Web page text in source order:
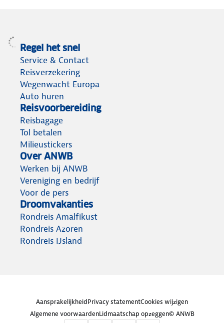
Regel het snel
Service & Contact
Reisverzekering
Wegenwacht Europa
Auto huren
Reisvoorbereiding
Reisbagage
Tol betalen
Milieustickers
Over ANWB
Werken bij ANWB
Vereniging en bedrijf
Voor de pers
Droomvakanties
Rondreis Amalfikust
Rondreis Azoren
Rondreis IJsland
AansprakelijkheidPrivacy statementCookies wijzigen
Algemene voorwaardenLidmaatschap opzeggen© ANWB